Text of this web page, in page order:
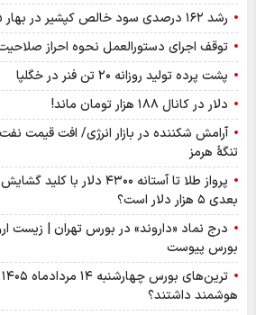
رشد ۱۶۲ درصدی سود خالص کپشیر در بهار ۱۴۰۵
توقف اجرای دستورالعمل نحوه احراز
پشت پرده تولید روزانه ۲۰ تن فنر در خگلپا
دلار در کانال ۱۸۸ هزار تومان ماند!
آرامش شکننده در بازار انرژی/ افت قیمت
تنگۀ هرمز
پرواز طلا تا آستانه ۴۳۰۰
بعدی ۵ هزار دلار است؟
درج نماد «داروند» در بورس تهران | زیست
بورس پیوست
هوشمند داشتند؟